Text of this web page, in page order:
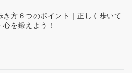
き方６つのポイント｜正しく歩いて
心を鍛えよう！